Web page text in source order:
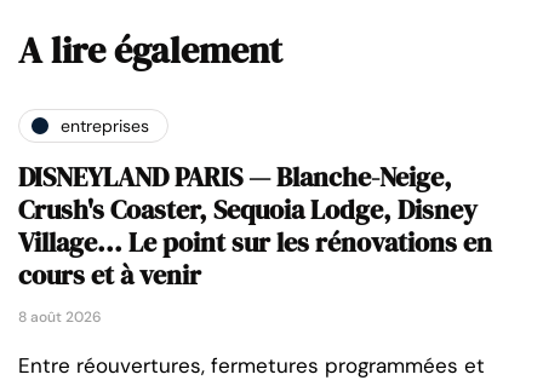
A lire également
entreprises
DISNEYLAND PARIS — Blanche-Neige,
Crush's Coaster, Sequoia Lodge, Disney
Village... Le point sur les rénovations en
cours et à venir
8 août 2026
Entre réouvertures, fermetures programmées et